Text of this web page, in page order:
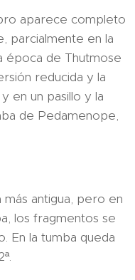
aparece completo
parcialmente en la
época de Thutmose
reducida y la
en un pasillo y la
de Pedamenope,
antigua, pero en
los fragmentos se
En la tumba queda